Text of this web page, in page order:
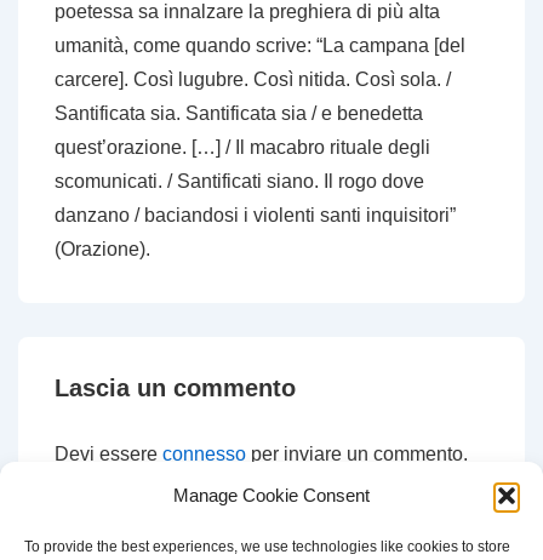
Manage Cookie Consent
To provide the best experiences, we use technologies like cookies to store
poetessa sa innalzare la preghiera di più alta
umanità, come quando scrive: “La campana [del
carcere]. Così lugubre. Così nitida. Così sola. /
Santificata sia. Santificata sia / e benedetta
quest’orazione. […] / Il macabro rituale degli
scomunicati. / Santificati siano. Il rogo dove
danzano / baciandosi i violenti santi inquisitori”
(Orazione).
Lascia un commento
Devi essere connesso per inviare un commento.